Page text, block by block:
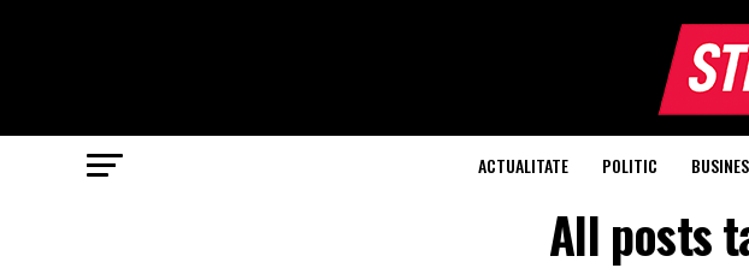
ACTUALITATE POLITIC
All posts